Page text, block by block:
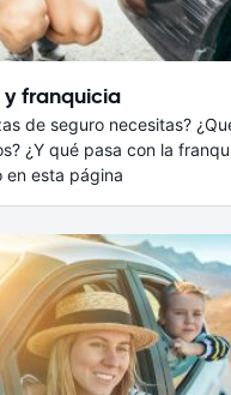
y franquicia
de seguro necesitas?
¿Y qué pasa con la
en esta página